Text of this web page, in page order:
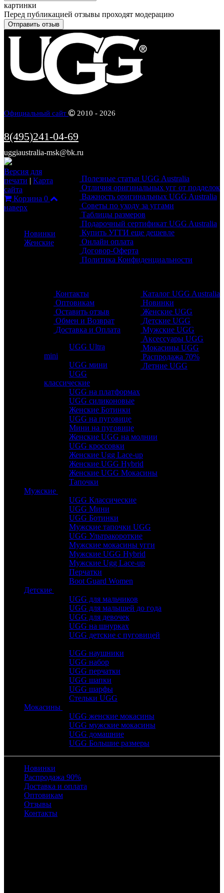
картинки
Перед публикацией отзывы проходят модерацию
Официальный сайт 2010 - 2026
8(495)241-04-69
uggiaustralia-msk@bk.ru
Полезные статьи UGG Australia
Отличия оригинальных угг от подделок
Важность оригинальных UGG Australia
Советы по уходу за уггами
Таблицы размеров
Подарочный сертификат UGG Australia
Купить УГГИ еще дешевле
Онлайн оплата
Договор-Оферта
Политика Конфиденциальности
Каталог UGG Australia
Новинки
Женские UGG
Детские UGG
Мужские UGG
Аксессуары UGG
Мокасины UGG
Распродажа 70%
Летние UGG
Контакты
Оптовикам
Оставить отзыв
Обмен и Возврат
Доставка и Оплата
Версия для
печати | Карта
сайта
Корзина 0
наверх
Новинки
Женские
UGG Ultra
mini
UGG мини
UGG
классические
UGG на платформах
UGG силиконовые
Женские Ботинки
UGG на пуговице
Мини на пуговице
Женские UGG на молнии
UGG кроссовки
Женские Ugg Lace-up
Женские UGG Hybrid
Женские UGG Мокасины
Тапочки
Мужские
UGG Классические
UGG Мини
UGG Ботинки
Мужские тапочки UGG
UGG Ультракороткие
Мужские мокасины угги
Мужские UGG Hybrid
Мужские Ugg Lace-up
Перчатки
Boot Guard Women
Детские
UGG для мальчиков
UGG для малышей до года
UGG для девочек
UGG на шнурках
UGG детские с пуговицей
UGG наушники
UGG набор
UGG перчатки
UGG шапки
UGG шарфы
Стельки UGG
Мокасины
UGG женские мокасины
UGG мужские мокасины
UGG домашние
UGG Большие размеры
Новинки
Распродажа 90%
Доставка и оплата
Оптовикам
Отзывы
Контакты